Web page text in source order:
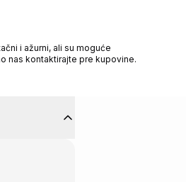
i ažurni, ali su moguće
nas kontaktirajte pre kupovine.